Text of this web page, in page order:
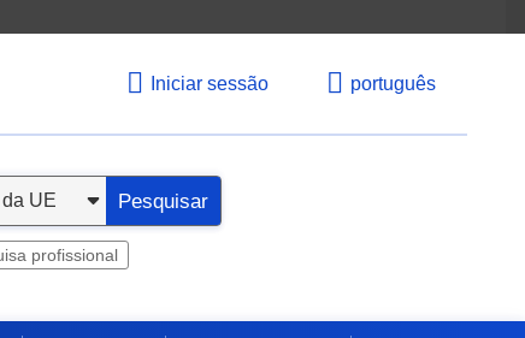
Iniciar sessão português
Pesquisar
profissional